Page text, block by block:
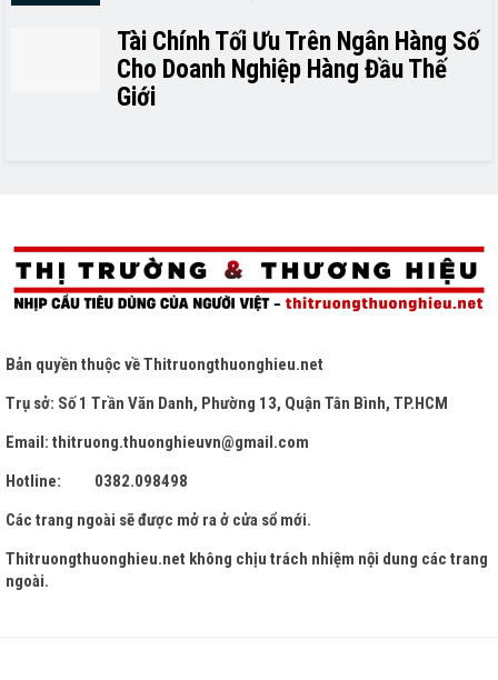
Tài Chính Tối Ưu Trên Ngân Hàng Số
Cho Doanh Nghiệp Hàng Đầu Thế
Giới
Bản quyền thuộc vềThitruongthuonghieu.net
Trụ sở: Số 1 Trần Văn Danh, Phường 13, Quận Tân Bình, TP.HCM
Email: thitruong.thuonghieuvn@gmail.com
Hotline: 0382.098498
Các trang ngoài sẽ được mở ra ở cửa sổ mới.
Thitruongthuonghieu.net không chịu trách nhiệm nội dung các trang
ngoài.